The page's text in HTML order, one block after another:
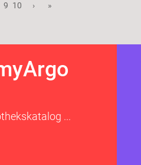
9 10 › »
...